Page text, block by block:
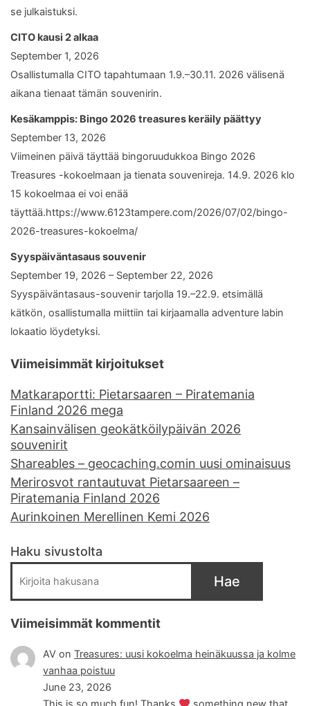
se julkaistuksi.
CITO kausi 2 alkaa
September 1, 2026
Osallistumalla CITO tapahtumaan 1.9.–30.11. 2026 välisenä
aikana tienaat tämän souvenirin.
Kesäkamppis: Bingo 2026 treasures keräily päättyy
September 13, 2026
Viimeinen päivä täyttää bingoruudukkoa Bingo 2026
Treasures -kokoelmaan ja tienata souvenireja. 14.9. 2026 klo
15 kokoelmaa ei voi enää
täyttää.https://www.6123tampere.com/2026/07/02/bingo-
2026-treasures-kokoelma/
Syyspäiväntasaus souvenir
September 19, 2026 – September 22, 2026
Syyspäiväntasaus-souvenir tarjolla 19.–22.9. etsimällä
kätkön, osallistumalla miittiin tai kirjaamalla adventure labin
lokaatio löydetyksi.
Viimeisimmät kirjoitukset
Matkaraportti: Pietarsaaren – Piratemania
Finland 2026 mega
Kansainvälisen geokätköilypäivän 2026
souvenirit
Shareables – geocaching.comin uusi ominaisuus
Merirosvot rantautuvat Pietarsaareen –
Piratemania Finland 2026
Aurinkoinen Merellinen Kemi 2026
Haku sivustolta
Hae
Viimeisimmät kommentit
AV onTreasures: uusi kokoelma heinäkuussa ja kolme
vanhaa poistuu
June 23, 2026